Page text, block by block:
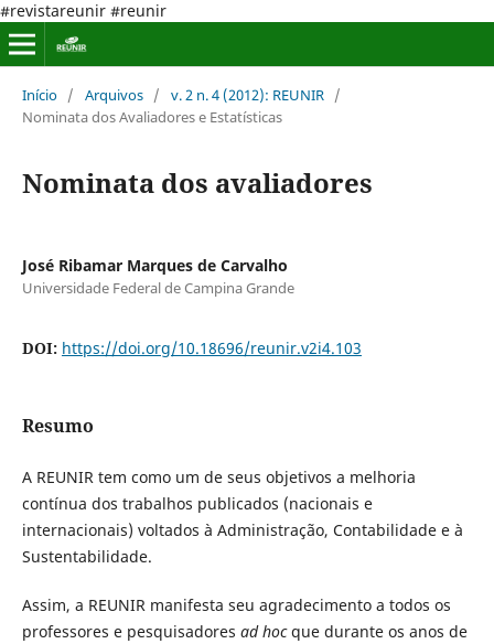
#revistareunir #reunir
Início / Arquivos / v. 2 n. 4 (2012): REUNIR /
Nominata dos Avaliadores e Estatísticas
Nominata dos avaliadores
José Ribamar Marques de Carvalho
Universidade Federal de Campina Grande
DOI: https://doi.org/10.18696/reunir.v2i4.103
Resumo
A REUNIR tem como um de seus objetivos a melhoria
contínua dos trabalhos publicados (nacionais e
internacionais) voltados à Administração, Contabilidade e à
Sustentabilidade.
Assim, a REUNIR manifesta seu agradecimento a todos os
professores e pesquisadores ad hocque durante os anos de